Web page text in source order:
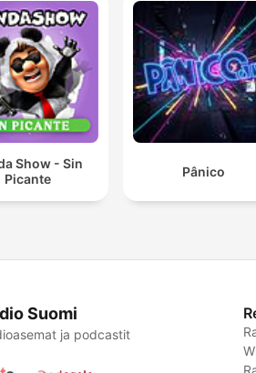
Show - Sin
Picante
Pânico
Suomi
ja podcastit